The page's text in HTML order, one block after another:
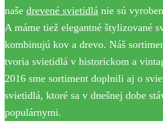
naše drevené svietidlá nie sú
A máme tiež elegantné štylizované
kombinujú kov a drevo. Náš
tvoria svietidlá v historickom a
2016 sme sortiment doplnili aj o
svietidlá, ktoré sa v dnešnej dobe
populárnymi.